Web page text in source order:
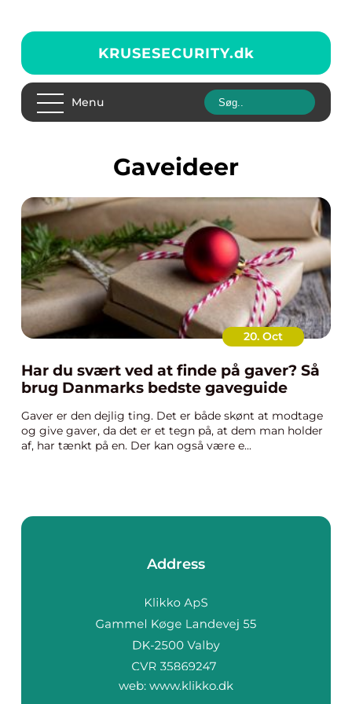
KRUSESECURITY.dk
Menu
gaveideer
20. Oct
Har du svært ved at finde på gaver? Så
brug Danmarks bedste gaveguide
Gaver er den dejlig ting. Det er både skønt at modtage
og give gaver, da det er et tegn på, at dem man holder
af, har tænkt på en. Der kan også være e...
Address
web: www.klikko.dk